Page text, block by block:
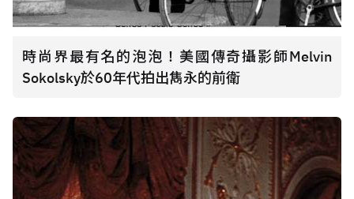
時尚界最有名的泡泡！美國傳奇攝影師Melvin
Sokolsky於60年代拍出雋永的前衛